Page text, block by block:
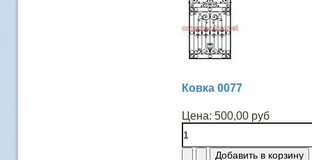
Ковка 0077
Цена: 500,00 руб